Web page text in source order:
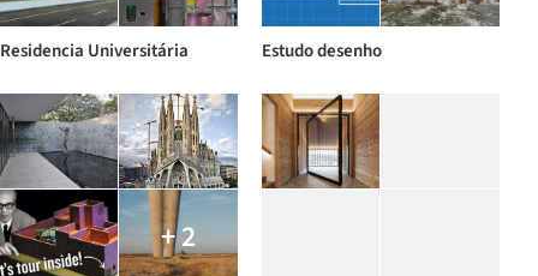
Residencia Universitária Estudo desenho
+ 2